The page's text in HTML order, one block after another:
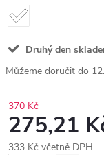
Druhý den
370 Kč
275,21
333 Kč včetně DPH